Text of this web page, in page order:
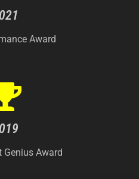
Award
Genius Award